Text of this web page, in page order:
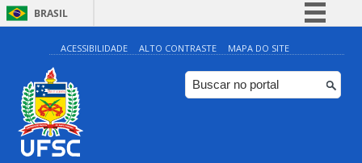
BRASIL
Simplifique!
Comunica BR
Participe
ACESSIBILIDADE ALTO CONTRASTE MAPA DO SITE